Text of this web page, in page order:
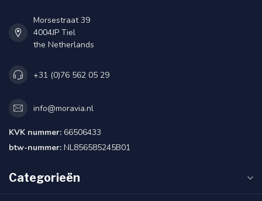
Morsestraat 39
4004JP Tiel
the Netherlands
+31 (0)76 562 05 29
info@moravia.nl
KVK nummer: 66506433
btw-nummer: NL856585245B01
Categorieën